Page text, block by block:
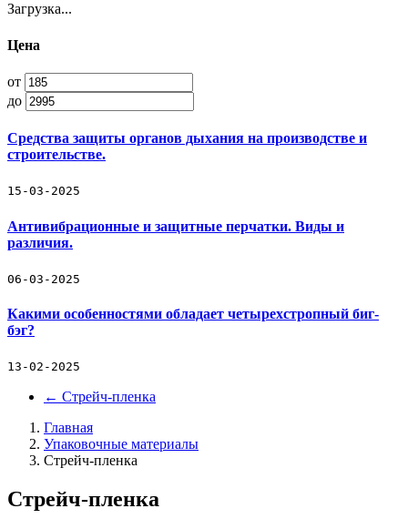
Загрузка...
Цена
от
до
Средства защиты органов дыхания на производстве и
строительстве.
15-03-2025
Антивибрационные и защитные перчатки. Виды и
различия.
06-03-2025
Какими особенностями обладает четырехстропный биг-
бэг?
13-02-2025
← Стрейч-пленка
Главная
Упаковочные материалы
Стрейч-пленка
Стрейч-пленка